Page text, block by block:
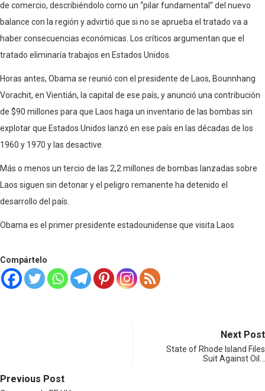
de comercio, describiéndolo como un “pilar fundamental” del nuevo
balance con la región y advirtió que si no se aprueba el tratado va a
haber consecuencias económicas. Los críticos argumentan que el
tratado eliminaría trabajos en Estados Unidos.
Horas antes, Obama se reunió con el presidente de Laos, Bounnhang
Vorachit, en Vientián, la capital de ese país, y anunció una contribución
de $90 millones para que Laos haga un inventario de las bombas sin
explotar que Estados Unidos lanzó en ese país en las décadas de los
1960 y 1970 y las desactive.
Más o menos un tercio de las 2,2 millones de bombas lanzadas sobre
Laos siguen sin detonar y el peligro remanente ha detenido el
desarrollo del país.
Obama es el primer presidente estadounidense que visita Laos
Compártelo
Previous Post
Next Post
State of Rhode Island Files
Suit Against Oil…